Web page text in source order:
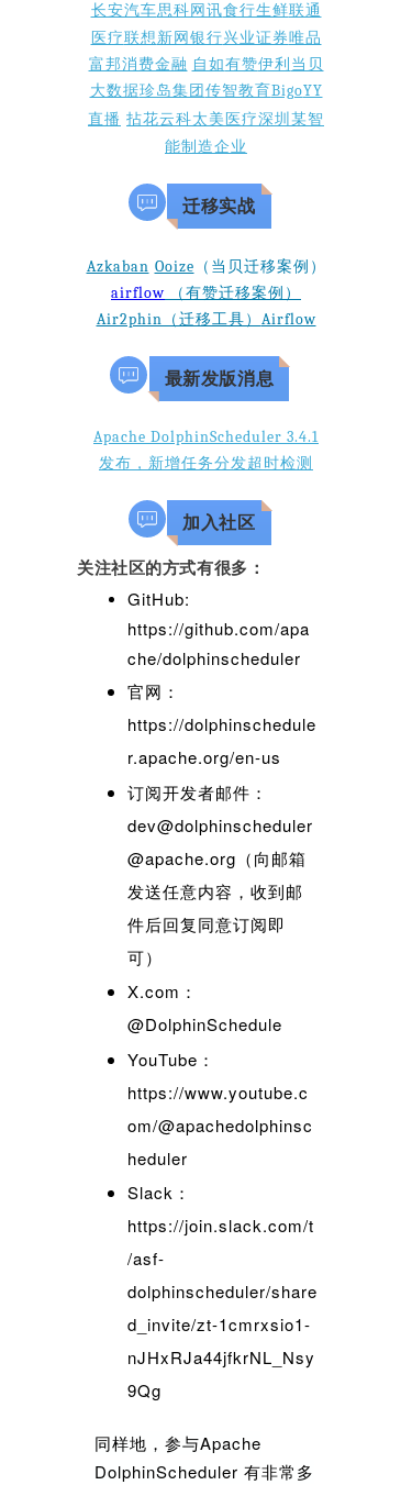
长安汽车思科网讯食行生鲜联通
医疗联想新网银行兴业证券唯品
富邦消费金融 自如有赞伊利 当贝
大数据珍岛集团传智教育BigoYY
直播 拈花云科太美医疗深圳某智
能制造企业
迁移实战
Azkaban Ooize （当贝迁移案例）
airflow （有赞迁移案例）
Air2phin（迁移工具） Airflow
最新发版消息
Apache DolphinScheduler 3.4.1
发布，新增任务分发超时检测
加入社区
关注社区的方式有很多：
GitHub:
https://github.com/apa
che/dolphinscheduler
官网 ：
https://dolphinschedule
r.apache.org/en-us
订阅开发者邮件 ：
dev@dolphinscheduler
@apache.org（向邮箱
发送任意内容，收到邮
件后回复同意订阅即
可）
X.com ：
@DolphinSchedule
YouTube ：
https://www.youtube.c
om/@apachedolphinsc
heduler
Slack ：
https://join.slack.com/t
/asf-
dolphinscheduler/share
d_invite/zt-1cmrxsio1-
nJHxRJa44jfkrNL_Nsy
9Qg
同样地，参与Apache
DolphinScheduler 有非常多